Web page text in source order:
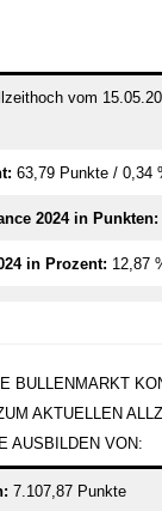
vom
63,79 Punkte / 0,34
2024 in Punkten:
in Prozent: 12,87
BULLENMARKT
AKTUELLEN
AUSBILDEN VON:
7.107,87 Punkte